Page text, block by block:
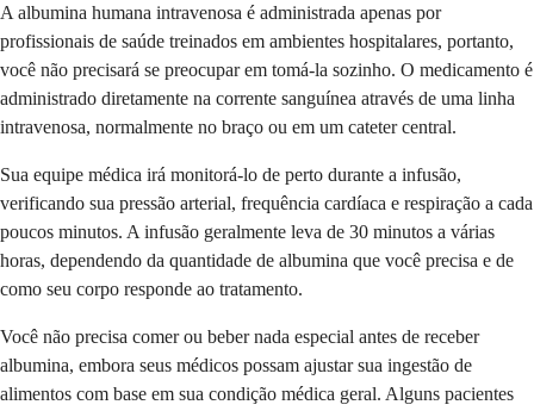
A albumina humana intravenosa é administrada apenas por
profissionais de saúde treinados em ambientes hospitalares, portanto,
você não precisará se preocupar em tomá-la sozinho. O medicamento é
administrado diretamente na corrente sanguínea através de uma linha
intravenosa, normalmente no braço ou em um cateter central.
Sua equipe médica irá monitorá-lo de perto durante a infusão,
verificando sua pressão arterial, frequência cardíaca e respiração a cada
poucos minutos. A infusão geralmente leva de 30 minutos a várias
horas, dependendo da quantidade de albumina que você precisa e de
como seu corpo responde ao tratamento.
Você não precisa comer ou beber nada especial antes de receber
albumina, embora seus médicos possam ajustar sua ingestão de
alimentos com base em sua condição médica geral. Alguns pacientes